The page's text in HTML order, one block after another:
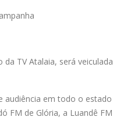
TV Atalaia, será veiculada
audiência em todo o estado
FM de Glória, a Luandê FM